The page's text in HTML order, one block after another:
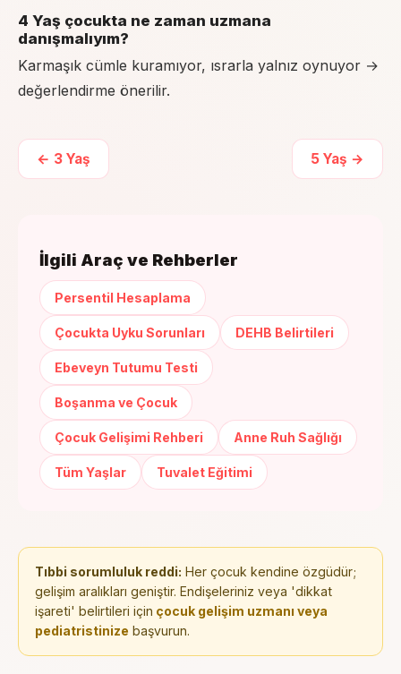
4 Yaş çocukta ne zaman uzmana
danışmalıyım?
Karmaşık cümle kuramıyor, ısrarla yalnız oynuyor →
değerlendirme önerilir.
← 3 Yaş 5 Yaş →
İlgili Araç ve Rehberler
Persentil Hesaplama
Çocukta Uyku Sorunları DEHB Belirtileri
Ebeveyn Tutumu Testi
Boşanma ve Çocuk
Çocuk Gelişimi Rehberi Anne Ruh Sağlığı
Tüm Yaşlar Tuvalet Eğitimi
Tıbbi sorumluluk reddi: Her çocuk kendine özgüdür;
gelişim aralıkları geniştir. Endişeleriniz veya 'dikkat
işareti' belirtileri için çocuk gelişim uzmanı veya
pediatristinize başvurun.